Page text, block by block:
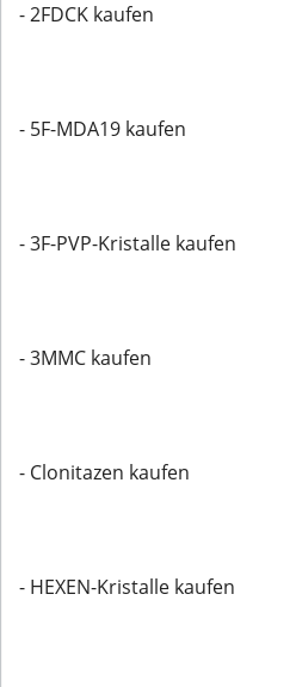
- 2FDCK kaufen
- 5F-MDA19 kaufen
- 3F-PVP-Kristalle kaufen
- 3MMC kaufen
- Clonitazen kaufen
- HEXEN-Kristalle kaufen